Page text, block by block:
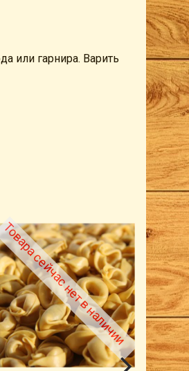
или гарнира. Варить
Товара сейчас нет в наличии 84%